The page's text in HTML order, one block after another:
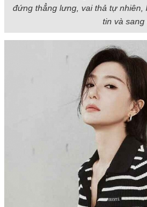
đứng thẳng lưng, vai thả tự
tin và sang